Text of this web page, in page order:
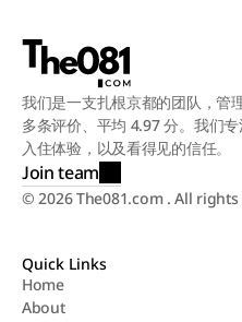
我们是一支扎根京都的团队，管
多条评价、平均 4.97 分。我们
入住体验，以及看得见的信任。
Join team
© 2026 The081.com . All rights
Quick Links
Home
Home
About